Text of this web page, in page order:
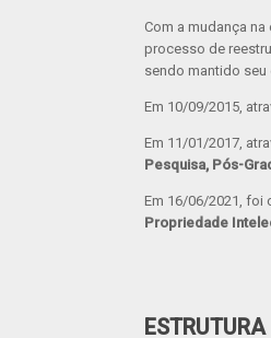
Com a mudança
processo de
sendo mantido seu
Em 10/09/2015,
Em 11/01/2017,
Pesquisa, Pós-
Em 16/06/2021, foi
Propriedade
ESTRUTURA